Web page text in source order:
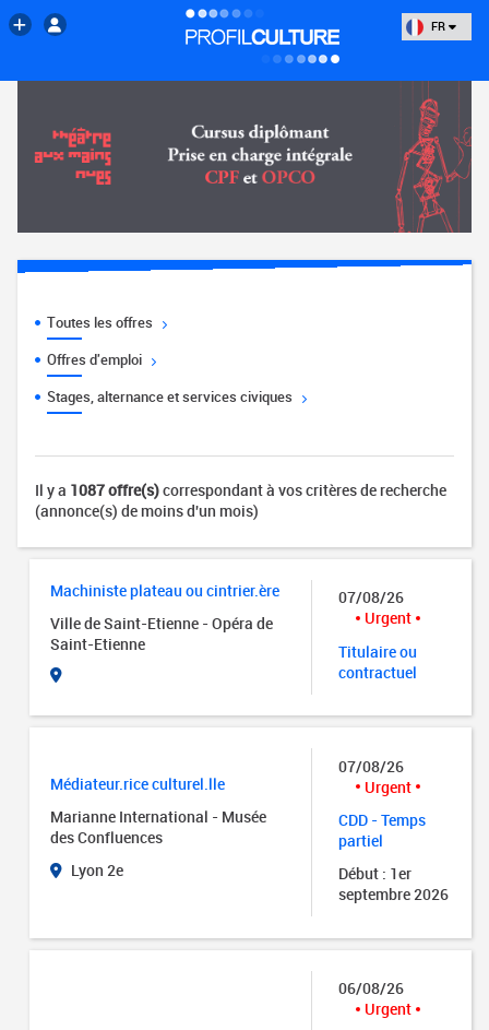
FR
Toutes les offres
Offres d'emploi
Stages, alternance et services civiques
Il y a 1087 offre(s)correspondant à vos critères de recherche
(annonce(s) de moins d'un mois)
Machiniste plateau ou cintrier.ère
Ville de Saint-Etienne - Opéra de
Saint-Etienne
07/08/26
Urgent
Titulaire ou
contractuel
Médiateur.rice culturel.lle
Marianne International - Musée
des Confluences
Lyon 2e
07/08/26
Urgent
CDD - Temps
partiel
Début : 1er
septembre 2026
06/08/26
Urgent